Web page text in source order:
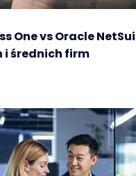
One vs Oracle
i średnich firm